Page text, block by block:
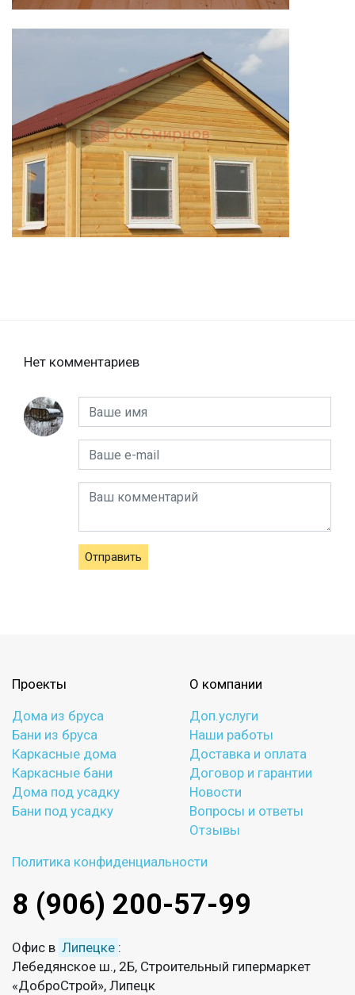
Нет комментариев
Отправить
Проекты
Дома из бруса
Бани из бруса
Каркасные дома
Каркасные бани
Дома под усадку
Бани под усадку
О компании
Доп.услуги
Наши работы
Доставка и оплата
Договор и гарантии
Новости
Вопросы и ответы
Отзывы
Политика конфиденциальности
8 (906) 200-57-99
Офис в Липецке :
Лебедянское ш., 2Б, Строительный гипермаркет
«ДоброСтрой», Липецк